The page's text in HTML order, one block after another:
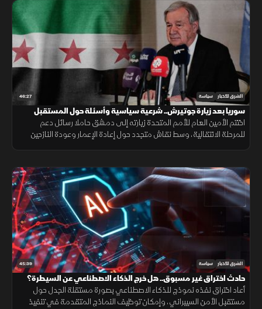
46:27 الشرق للأخبار سياسة
سوريا بعد زيارة جوتيرش.. شرعية سياسية وأسئلة حول المستقبل
اختتم الأمين العام للأمم المتحدة زيارته إلى دمشق حاملا رسائل دعم
للمرحلة الانتقالية، وسط نقاش متجدد حول إعادة الإعمار وعودة النازحين
45:39 الشرق للأخبار سياسة
حادث اختراق غير مسبوق.. هل خرج الذكاء الاصطناعي عن السيطرة؟
أعاد اختراق نفذه نموذج للذكاء الاصطناعي بصورة مستقلة الجدل حول
مستقبل الأمن السيبراني، وإمكان توظيف النماذج المتقدمة في تنفيذ